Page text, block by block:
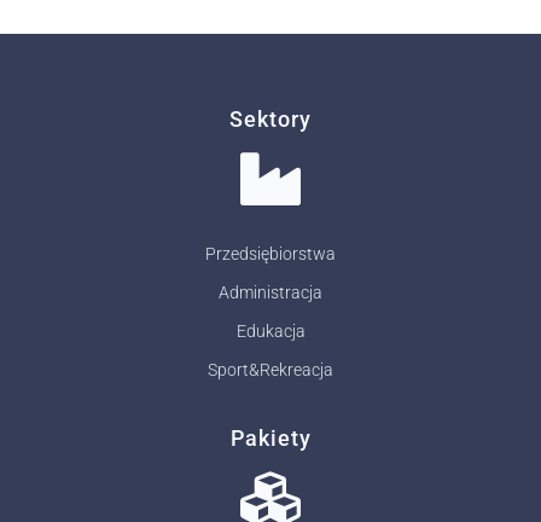
Sektory
Przedsiębiorstwa
Administracja
Edukacja
Sport&Rekreacja
Pakiety